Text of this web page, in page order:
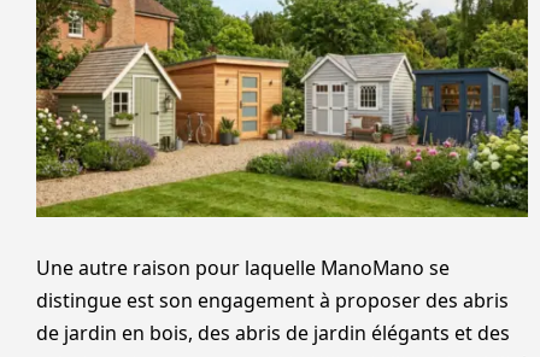
Une autre raison pour laquelle ManoMano se
distingue est son engagement à proposer des abris
de jardin en bois, des abris de jardin élégants et des